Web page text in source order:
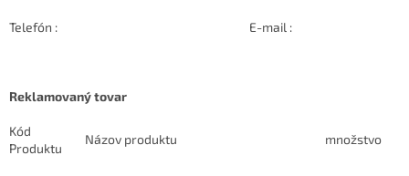
Telefón : E-mail :
Reklamovaný tovar
Kód
Produktu
Názov produktu množstvo